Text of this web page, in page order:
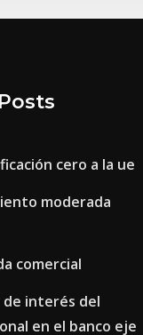
cero a la ue
moderada
comercial
de interés del
en el banco eje